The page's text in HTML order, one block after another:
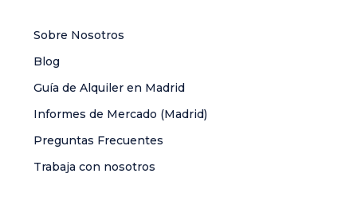
Sobre Nosotros
Blog
Guía de Alquiler en Madrid
Informes de Mercado (Madrid)
Preguntas Frecuentes
Trabaja con nosotros